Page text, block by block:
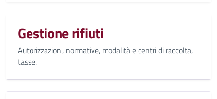
Gestione rifiuti
Autorizzazioni, normative, modalità e centri di raccolta,
tasse.